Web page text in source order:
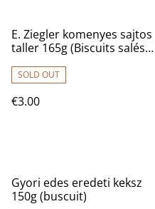
E. Ziegler komenyes sajtos
taller 165g (Biscuits salés
SOLD OUT
€3.00
Gyori edes eredeti keksz
150g (buscuit)